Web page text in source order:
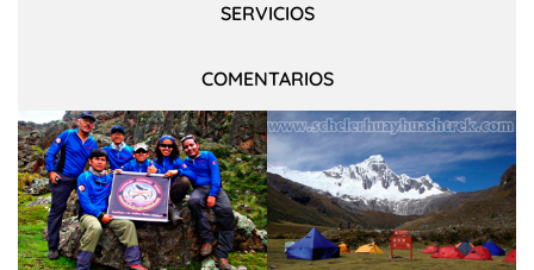
SERVICIOS
COMENTARIOS